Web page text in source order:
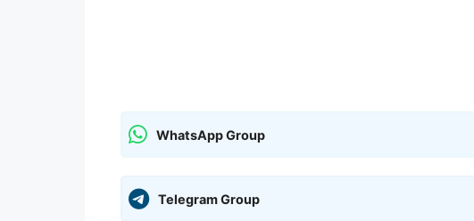
WhatsApp Group
Telegram Group